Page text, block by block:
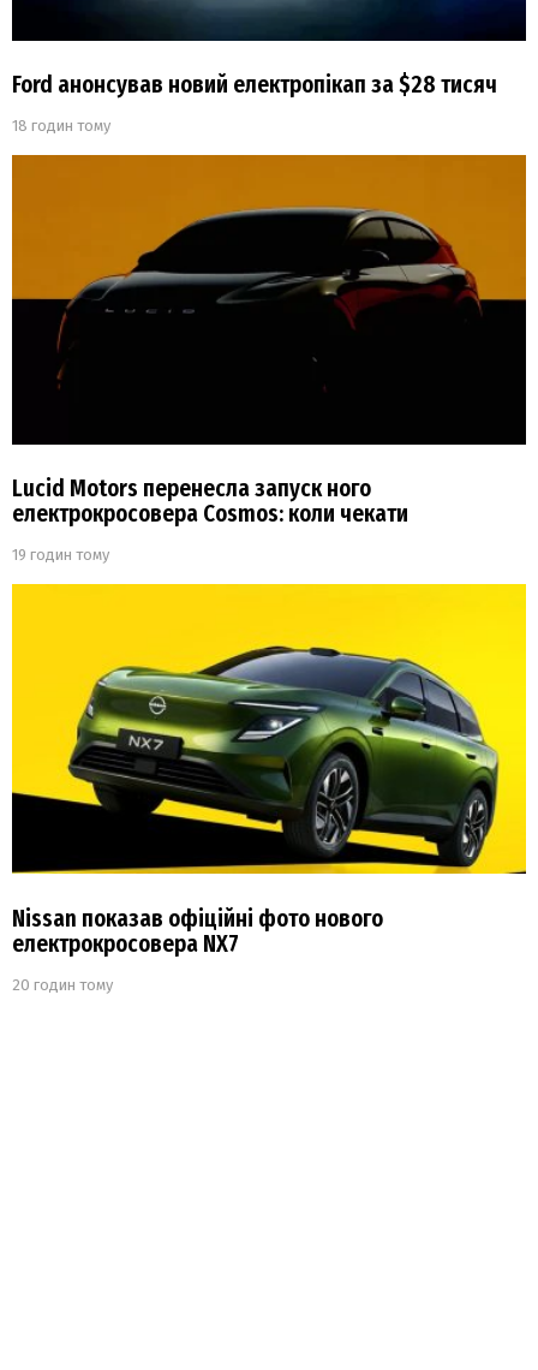
Ford анонсував новий електропікап за $28 тисяч
18 годин тому
Lucid Motors перенесла запуск ного
електрокросовера Cosmos: коли чекати
19 годин тому
Nissan показав офіційні фото нового
електрокросовера NX7
20 годин тому